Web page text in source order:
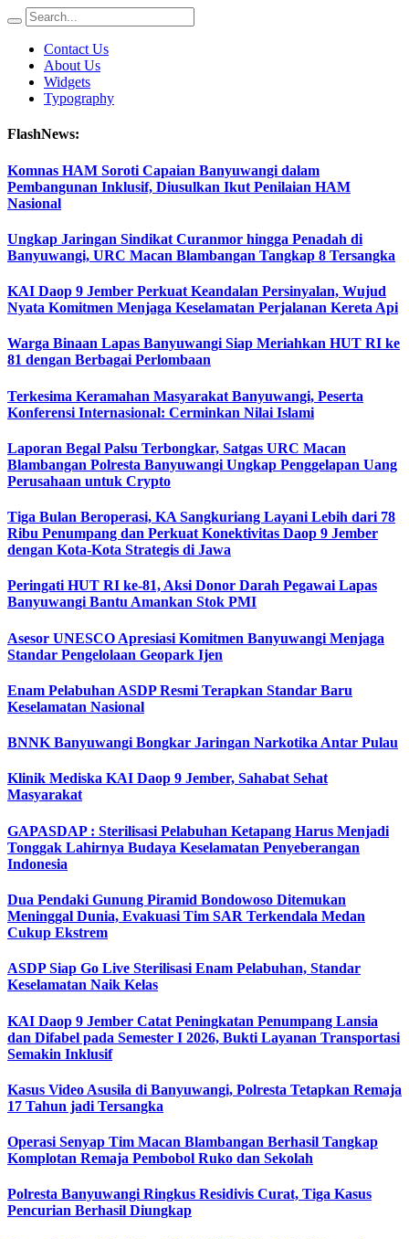
Contact Us
About Us
Widgets
Typography
FlashNews:
Komnas HAM Soroti Capaian Banyuwangi dalam
Pembangunan Inklusif, Diusulkan Ikut Penilaian HAM
Nasional
Ungkap Jaringan Sindikat Curanmor hingga Penadah di
Banyuwangi, URC Macan Blambangan Tangkap 8 Tersangka
KAI Daop 9 Jember Perkuat Keandalan Persinyalan, Wujud
Nyata Komitmen Menjaga Keselamatan Perjalanan Kereta Api
Warga Binaan Lapas Banyuwangi Siap Meriahkan HUT RI ke
81 dengan Berbagai Perlombaan
Terkesima Keramahan Masyarakat Banyuwangi, Peserta
Konferensi Internasional: Cerminkan Nilai Islami
Laporan Begal Palsu Terbongkar, Satgas URC Macan
Blambangan Polresta Banyuwangi Ungkap Penggelapan Uang
Perusahaan untuk Crypto
Tiga Bulan Beroperasi, KA Sangkuriang Layani Lebih dari 78
Ribu Penumpang dan Perkuat Konektivitas Daop 9 Jember
dengan Kota-Kota Strategis di Jawa
Peringati HUT RI ke-81, Aksi Donor Darah Pegawai Lapas
Banyuwangi Bantu Amankan Stok PMI
Asesor UNESCO Apresiasi Komitmen Banyuwangi Menjaga
Standar Pengelolaan Geopark Ijen
Enam Pelabuhan ASDP Resmi Terapkan Standar Baru
Keselamatan Nasional
BNNK Banyuwangi Bongkar Jaringan Narkotika Antar Pulau
Klinik Mediska KAI Daop 9 Jember, Sahabat Sehat
Masyarakat
GAPASDAP : Sterilisasi Pelabuhan Ketapang Harus Menjadi
Tonggak Lahirnya Budaya Keselamatan Penyeberangan
Indonesia
Dua Pendaki Gunung Piramid Bondowoso Ditemukan
Meninggal Dunia, Evakuasi Tim SAR Terkendala Medan
Cukup Ekstrem
ASDP Siap Go Live Sterilisasi Enam Pelabuhan, Standar
Keselamatan Naik Kelas
KAI Daop 9 Jember Catat Peningkatan Penumpang Lansia
dan Difabel pada Semester I 2026, Bukti Layanan Transportasi
Semakin Inklusif
Kasus Video Asusila di Banyuwangi, Polresta Tetapkan Remaja
17 Tahun jadi Tersangka
Operasi Senyap Tim Macan Blambangan Berhasil Tangkap
Komplotan Remaja Pembobol Ruko dan Sekolah
Polresta Banyuwangi Ringkus Residivis Curat, Tiga Kasus
Pencurian Berhasil Diungkap